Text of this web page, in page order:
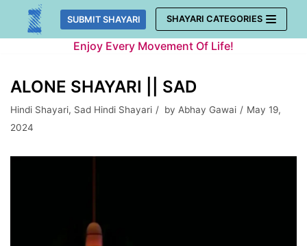
Skip
SUBMIT SHAYARI SHAYARI CATEGORIES
Enjoy Every Movement Of Life!
ALONE SHAYARI || SAD
Hindi Shayari, Sad Hindi Shayari by Abhay Gawai
May 19,
2024